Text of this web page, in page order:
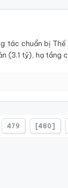
tác chuẩn bị
(3.1 tỷ), hạ tầng
479 [480]